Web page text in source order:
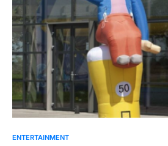
ENTERTAINMENT